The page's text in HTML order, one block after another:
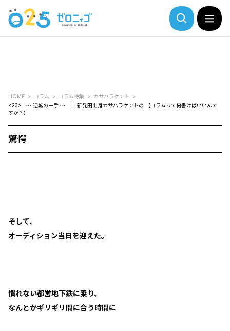
HOME コラム コラム特集
カサハラケント
<23> ～ 逆転の一手 ～ | 新発田出身カサハラケントの 【コラムって何書けばいいんで
すか？】
驚愕
そして、
オーディション当日を迎えた。
慣れない都営地下鉄に乗り、
なんとかギリギリ間に合う時間に